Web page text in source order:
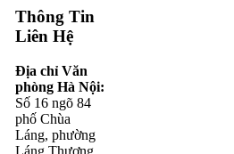
Thông Tin
Liên Hệ
Địa chỉ Văn
phòng Hà Nội:
Số 16 ngõ 84
phố Chùa
Láng, phường
Láng Thượng,